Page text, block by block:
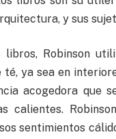
y sus
libros, Robinson
té, ya sea en
acogedora que
calientes.
sentimientos